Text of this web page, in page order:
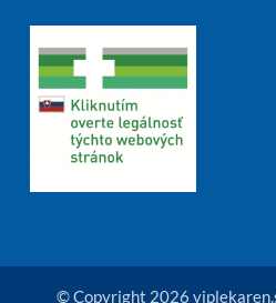
© Copyright 2026